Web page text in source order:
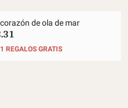
de ola de mar
REGALOS GRATIS